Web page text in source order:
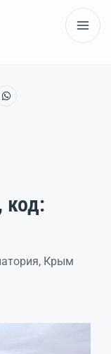
код:
Крым